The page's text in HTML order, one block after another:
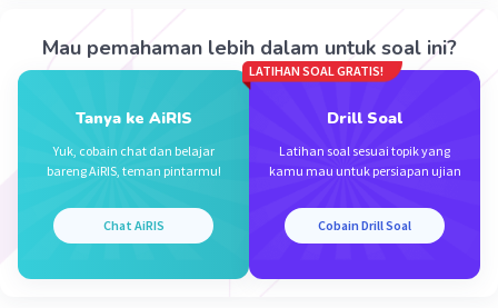
Humaira S Level 17
04 Desember 2023 17:26
B. Membayar pajak
Beri Rating·5.0(1) Balas
Mau pemahaman lebih dalam untuk soal ini?
Tanya ke AiRIS
Yuk, cobain chat dan belajar
bareng AiRIS, teman pintarmu!
Chat AiRIS
LATIHAN SOAL GRATIS!
Drill Soal
Latihan soal sesuai topik yang
kamu mau untuk persiapan ujian
Cobain Drill Soal